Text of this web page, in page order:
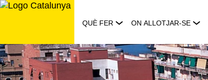
Saltar
QUÈ FER ON ALLOTJAR-SE